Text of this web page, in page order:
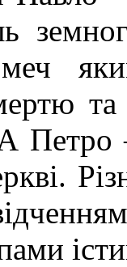
Петро